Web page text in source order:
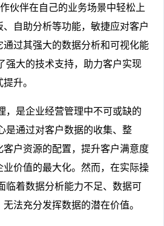
伙伴在自己的业务场景中轻松上
自助分析等功能，敏捷应对客户
过其强大的数据分析和可视化能
强大的技术支持，助力客户实现
升。
，是企业经营管理中不可或缺的
是通过对客户数据的收集、整
户资源的配置，提升客户满意度
价值的最大化。然而，在实际操
临着数据分析能力不足、数据可
法充分发挥数据的潜在价值。